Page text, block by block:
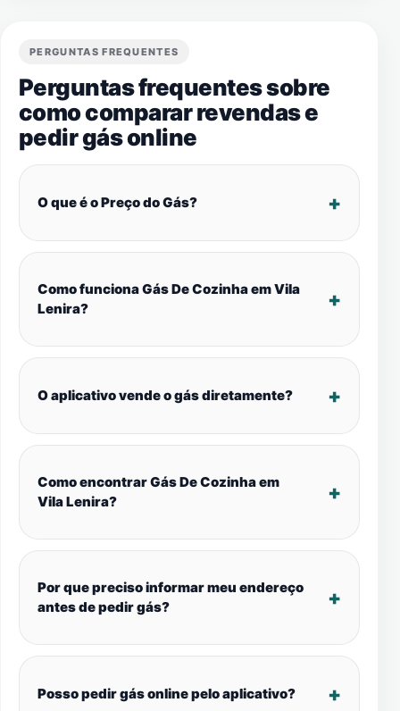
PERGUNTAS FREQUENTES
Perguntas frequentes sobre
como comparar revendas e
pedir gás online
O que é o Preço do Gás?
Como funciona Gás De Cozinha em Vila
Lenira?
O aplicativo vende o gás diretamente?
Como encontrar Gás De Cozinha em
Vila Lenira?
Por que preciso informar meu endereço
antes de pedir gás?
Posso pedir gás online pelo aplicativo?